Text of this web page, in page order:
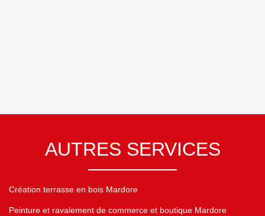
AUTRES SERVICES
Création terrasse en bois Mardore
Peinture et ravalement de commerce et boutique Mardore